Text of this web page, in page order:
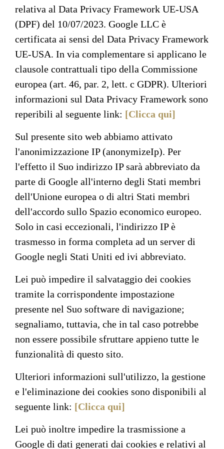
relativa al Data Privacy Framework UE-USA
(DPF) del 10/07/2023. Google LLC è
certificata ai sensi del Data Privacy Framework
UE-USA. In via complementare si applicano le
clausole contrattuali tipo della Commissione
europea (art. 46, par. 2, lett. c GDPR). Ulteriori
informazioni sul Data Privacy Framework sono
reperibili al seguente link: [Clicca qui]
Sul presente sito web abbiamo attivato
l'anonimizzazione IP (anonymizeIp). Per
l'effetto il Suo indirizzo IP sarà abbreviato da
parte di Google all'interno degli Stati membri
dell'Unione europea o di altri Stati membri
dell'accordo sullo Spazio economico europeo.
Solo in casi eccezionali, l'indirizzo IP è
trasmesso in forma completa ad un server di
Google negli Stati Uniti ed ivi abbreviato.
Lei può impedire il salvataggio dei cookies
tramite la corrispondente impostazione
presente nel Suo software di navigazione;
segnaliamo, tuttavia, che in tal caso potrebbe
non essere possibile sfruttare appieno tutte le
funzionalità di questo sito.
Ulteriori informazioni sull'utilizzo, la gestione
e l'eliminazione dei cookies sono disponibili al
seguente link: [Clicca qui]
Lei può inoltre impedire la trasmissione a
Google di dati generati dai cookies e relativi al